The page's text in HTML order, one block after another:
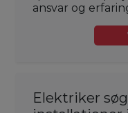
ansvar og
Elektriker